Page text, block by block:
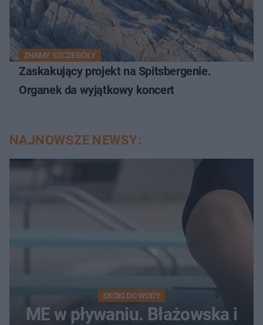
ZNAMY SZCZEGÓŁY
Zaskakujący projekt na Spitsbergenie.
Organek da wyjątkowy koncert
NAJNOWSZE NEWSY:
SKOKI DO WODY
ME w pływaniu. Błażowska i